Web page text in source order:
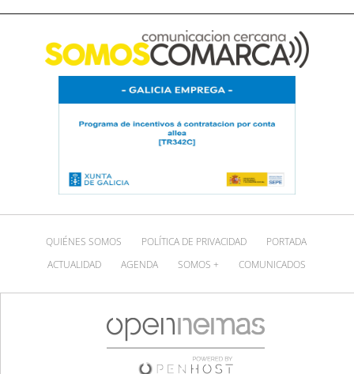
QUIÉNES SOMOS POLÍTICA DE PRIVACIDAD
PORTADA
ACTUALIDAD
AGENDA SOMOS + COMUNICADOS